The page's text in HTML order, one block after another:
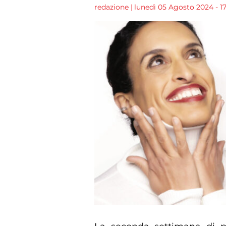
redazione | lunedì 05 Agosto 2024 -